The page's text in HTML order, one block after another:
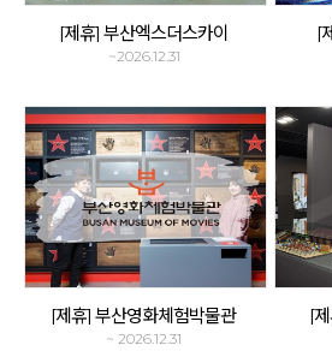
[제휴] 부산엑스더스카이
~2026.12.31
[
[제휴] 부산영화체험박물관
~ 2026.12.31
[